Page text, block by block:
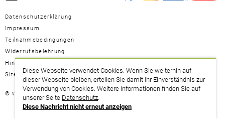
Diese Webseite verwendet Cookies. Wenn Sie weiterhin auf
dieser Webseite bleiben, erteilen Sie damit Ihr Einverständnis zur
Verwendung von Cookies. Weitere Informationen finden Sie auf
unserer Seite Datenschutz.
Diese Nachricht nicht erneut anzeigen
Datenschutzerklärung
Impressum
Teilnahmebedingungen
Widerrufsbelehrung
Hinweisgeberschutzgesetz
Sitemap
© ver.di Bildung + Beratung Gem. GmbH